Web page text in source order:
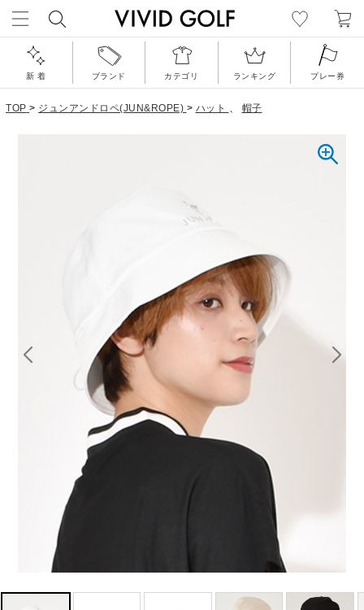
新 着 ブランド カテゴリ ランキング プレー券
TOP > ジュンアンドロペ(JUN&ROPE) > ハット 、 帽子